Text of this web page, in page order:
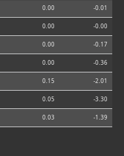
0.00 -0.01
0.00 -0.00
0.00 -0.17
0.00 -0.36
0.15 -2.01
0.05 -3.30
0.03 -1.39